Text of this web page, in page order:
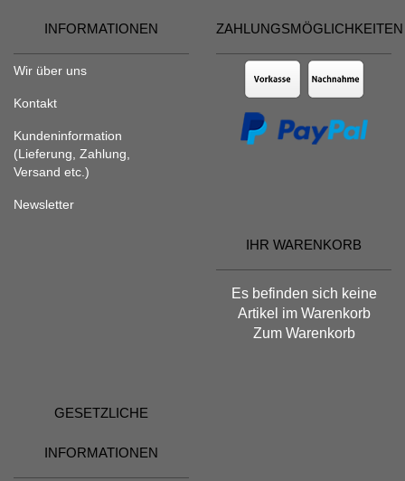
INFORMATIONEN
Wir über uns
Kontakt
Kundeninformation
(Lieferung, Zahlung,
Versand etc.)
Newsletter
ZAHLUNGSMÖGLICHKEITEN
IHR WARENKORB
Es befinden sich keine
Artikel im Warenkorb
Zum Warenkorb
GESETZLICHE
INFORMATIONEN